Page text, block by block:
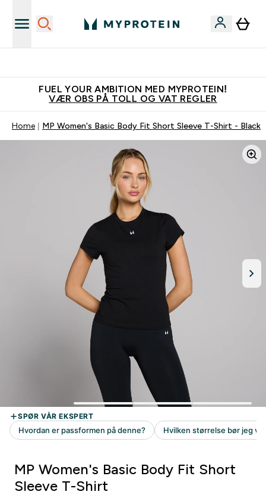
FUEL YOUR AMBITION MED MYPROTEIN!
VÆR OBS PÅ TOLL OG VAT REGLER
Home MP Women's Basic Body Fit Short Sleeve T-Shirt - Black
MP Women's Basic Body Fit Short
Sleeve T-Shirt